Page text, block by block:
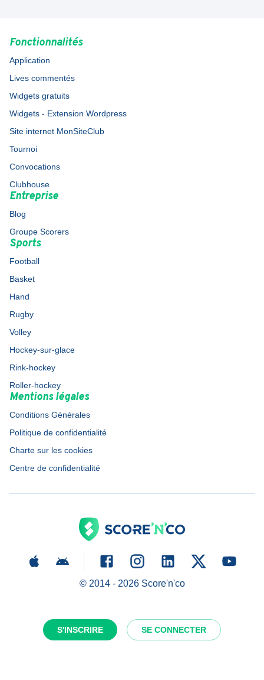
S'INSCRIRE SE CONNECTER
Fonctionnalités
Application
Lives commentés
Widgets gratuits
Widgets - Extension Wordpress
Site internet MonSiteClub
Tournoi
Convocations
Clubhouse
Entreprise
Blog
Groupe Scorers
Sports
Football
Basket
Hand
Rugby
Volley
Hockey-sur-glace
Rink-hockey
Roller-hockey
Mentions légales
Conditions Générales
Politique de confidentialité
Charte sur les cookies
Centre de confidentialité
© 2014 - 2026Score'n'co